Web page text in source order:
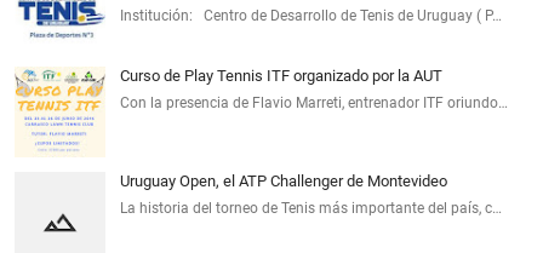
Institución: Centro de Desarrollo de Tenis de Uruguay ( P…
Curso de Play Tennis ITF organizado por la AUT
Con la presencia de Flavio Marreti, entrenador ITF oriundo…
Uruguay Open, el ATP Challenger de Montevideo
La historia del torneo de Tenis más importante del país, c…